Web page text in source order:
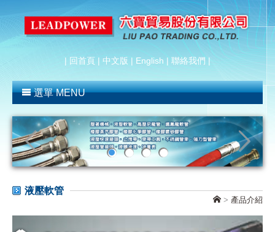
| 回首頁 | 中文版 | English | 聯絡我們 |
選單 MENU
液壓軟管
> 產品介紹